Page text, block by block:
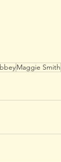
Maggie Smith